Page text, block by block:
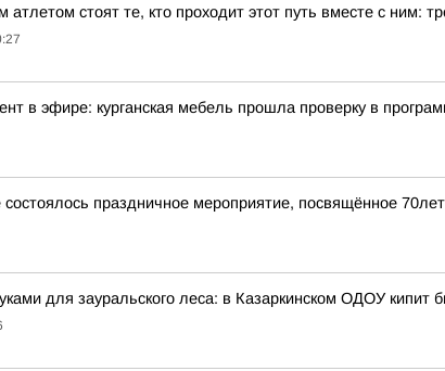
атлетом стоят те, кто проходит этот путь вместе с ним:
в эфире: курганская мебель прошла проверку в
состоялось праздничное мероприятие, посвящённое
для зауральского леса: в Казаркинском ОДОУ кипит